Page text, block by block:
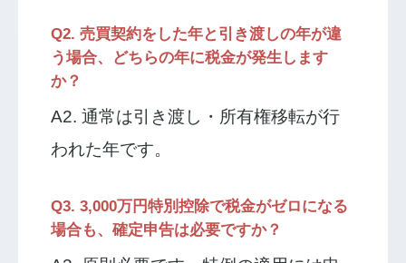
Q2. 売買契約をした年と引き渡しの年が違
う場合、どちらの年に税金が発生します
か？
A2. 通常は引き渡し・所有権移転が行
われた年です。
Q3. 3,000万円特別控除で税金がゼロになる
場合も、確定申告は必要ですか？